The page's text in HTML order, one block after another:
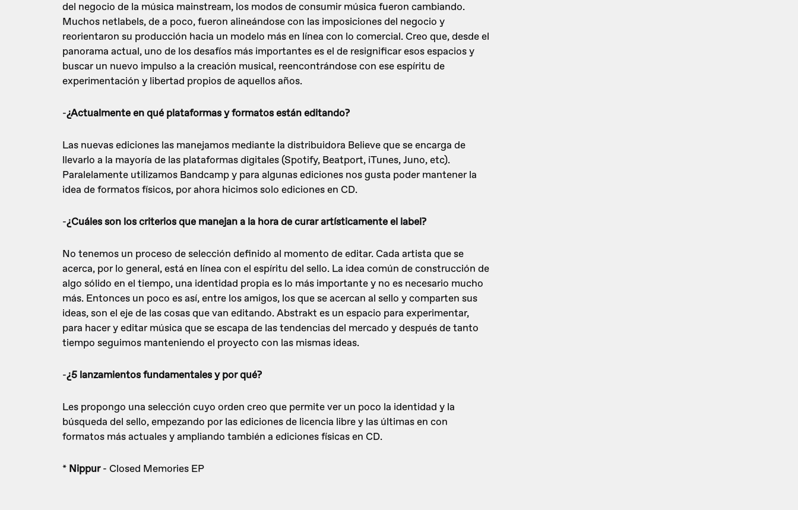
del negocio de la música mainstream, los modos de consumir música fueron cambiando.
Muchos netlabels, de a poco, fueron alineándose con las imposiciones del negocio y
reorientaron su producción hacia un modelo más en línea con lo comercial. Creo que, desde el
panorama actual, uno de los desafíos más importantes es el de resignificar esos espacios y
buscar un nuevo impulso a la creación musical, reencontrándose con ese espíritu de
experimentación y libertad propios de aquellos años.
-¿Actualmente en qué plataformas y formatos están editando?
Las nuevas ediciones las manejamos mediante la distribuidora Believe que se encarga de
llevarlo a la mayoría de las plataformas digitales (Spotify, Beatport, iTunes, Juno, etc).
Paralelamente utilizamos Bandcamp y para algunas ediciones nos gusta poder mantener la
idea de formatos físicos, por ahora hicimos solo ediciones en CD.
-¿Cuáles son los criterios que manejan a la hora de curar artísticamente el label?
No tenemos un proceso de selección definido al momento de editar. Cada artista que se
acerca, por lo general, está en línea con el espíritu del sello. La idea común de construcción de
algo sólido en el tiempo, una identidad propia es lo más importante y no es necesario mucho
más. Entonces un poco es así, entre los amigos, los que se acercan al sello y comparten sus
ideas, son el eje de las cosas que van editando. Abstrakt es un espacio para experimentar,
para hacer y editar música que se escapa de las tendencias del mercado y después de tanto
tiempo seguimos manteniendo el proyecto con las mismas ideas.
-¿5 lanzamientos fundamentales y por qué?
Les propongo una selección cuyo orden creo que permite ver un poco la identidad y la
búsqueda del sello, empezando por las ediciones de licencia libre y las últimas en con
formatos más actuales y ampliando también a ediciones físicas en CD.
* Nippur- Closed Memories EP